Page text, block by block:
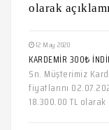
olarak
12 May 2020
KARDEMİR 300₺
Sn. Müşterimiz
fiyatlarını
18.300.00 TL olarak